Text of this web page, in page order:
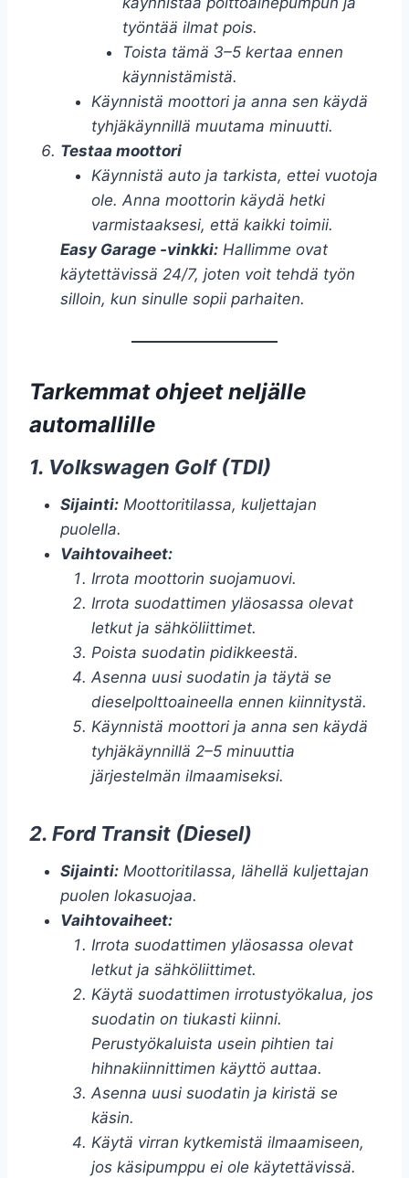
työntää ilmat pois.
Toista tämä 3–5 kertaa ennen
käynnistämistä.
Käynnistä moottori ja anna sen käydä
tyhjäkäynnillä muutama minuutti.
Testaa moottori
Käynnistä auto ja tarkista, ettei vuotoja
ole. Anna moottorin käydä hetki
varmistaaksesi, että kaikki toimii.
Easy Garage -vinkki: Hallimme ovat
käytettävissä 24/7, joten voit tehdä työn
silloin, kun sinulle sopii parhaiten.
Tarkemmat ohjeet neljälle
automallille
1. Volkswagen Golf (TDI)
Sijainti: Moottoritilassa, kuljettajan
puolella.
Vaihtovaiheet:
Irrota moottorin suojamuovi.
Irrota suodattimen yläosassa olevat
letkut ja sähköliittimet.
Poista suodatin pidikkeestä.
Asenna uusi suodatin ja täytä se
dieselpolttoaineella ennen kiinnitystä.
Käynnistä moottori ja anna sen käydä
tyhjäkäynnillä 2–5 minuuttia
järjestelmän ilmaamiseksi.
2. Ford Transit (Diesel)
Sijainti: Moottoritilassa, lähellä kuljettajan
puolen lokasuojaa.
Vaihtovaiheet:
Irrota suodattimen yläosassa olevat
letkut ja sähköliittimet.
Käytä suodattimen irrotustyökalua, jos
suodatin on tiukasti kiinni.
Perustyökaluista usein pihtien tai
hihnakiinnittimen käyttö auttaa.
Asenna uusi suodatin ja kiristä se
käsin.
Käytä virran kytkemistä ilmaamiseen,
jos käsipumppu ei ole käytettävissä.